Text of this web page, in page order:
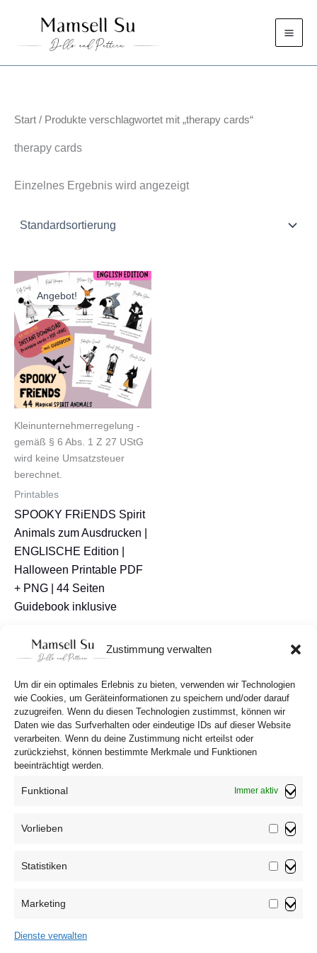
Zustimmung verwalten
Um dir ein optimales Erlebnis zu bieten, verwenden wir Technologien
wie Cookies, um Geräteinformationen zu speichern und/oder darauf
zuzugreifen. Wenn du diesen Technologien zustimmst, können wir
Daten wie das Surfverhalten oder eindeutige IDs auf dieser Website
verarbeiten. Wenn du deine Zustimmung nicht erteilst oder
zurückziehst, können bestimmte Merkmale und Funktionen
beeinträchtigt werden.
Funktional Immer aktiv
Vorlieben
Statistiken
Marketing
Dienste verwalten
springen
Start / Produkte verschlagwortet mit „therapy cards“
therapy cards
Einzelnes Ergebnis wird angezeigt
Angebot!
Kleinunternehmerregelung -
gemäß § 6 Abs. 1 Z 27 UStG
wird keine Umsatzsteuer
berechnet.
Printables
SPOOKY FRiENDS Spirit
Animals zum Ausdrucken |
ENGLISCHE Edition |
Halloween Printable PDF
+ PNG | 44 Seiten
Guidebook inklusive
Preis
war:
Preis
ist:
In den Warenkorb